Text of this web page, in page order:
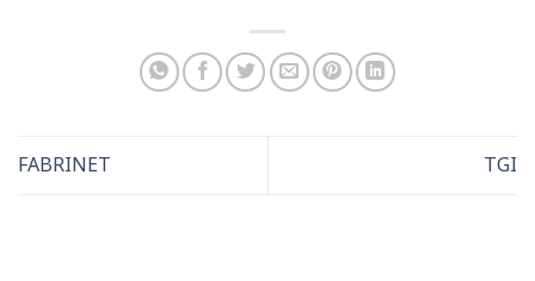
FABRINET TGI